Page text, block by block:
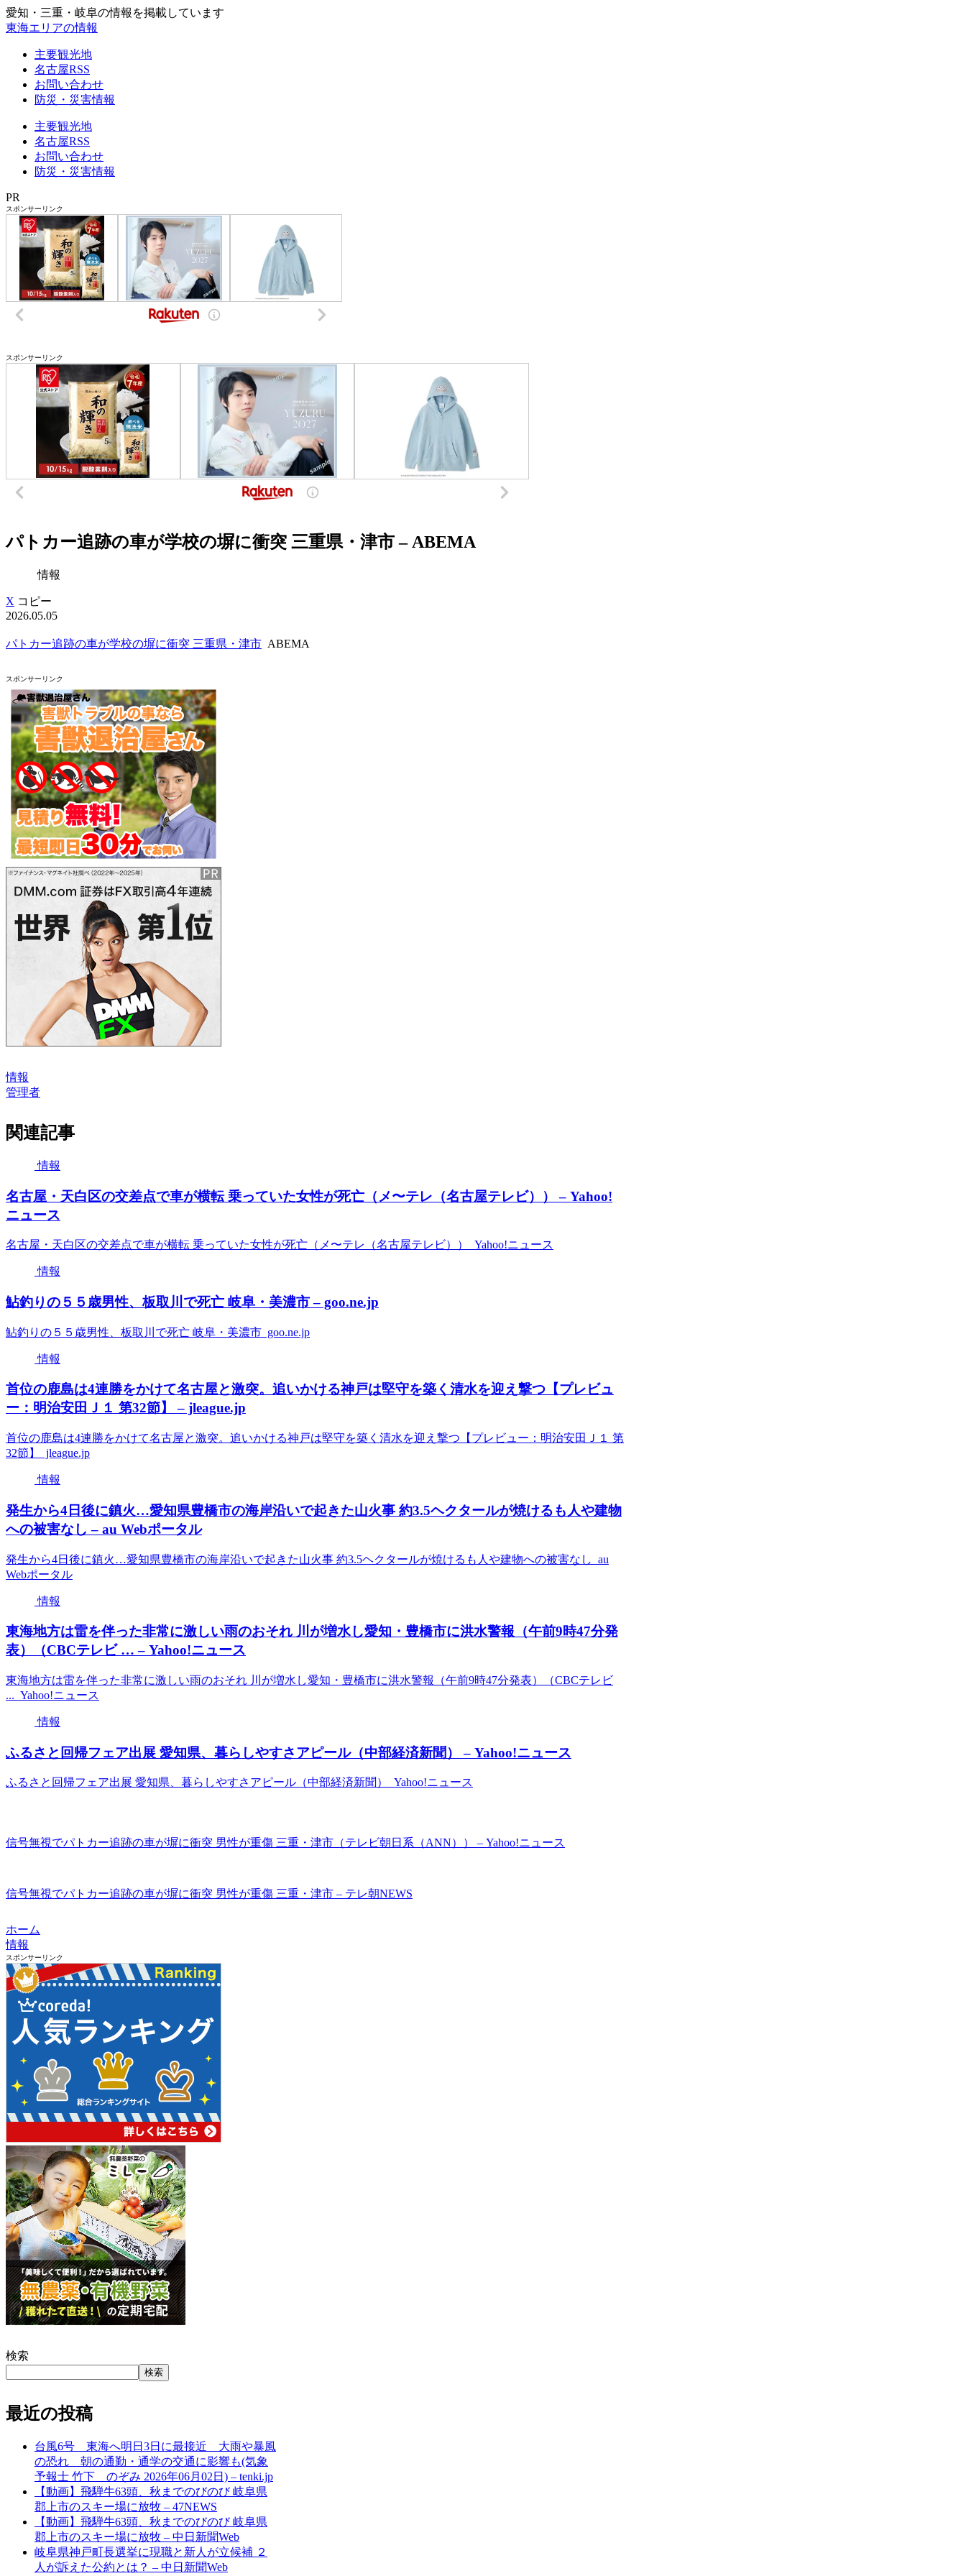
愛知・三重・岐阜の情報を掲載しています
東海エリアの情報
主要観光地
名古屋RSS
お問い合わせ
防災・災害情報
主要観光地
名古屋RSS
お問い合わせ
防災・災害情報
PR
スポンサーリンク
スポンサーリンク
パトカー追跡の車が学校の塀に衝突 三重県・津市 – ABEMA
情報
X コピー
2026.05.05
パトカー追跡の車が学校の塀に衝突 三重県・津市 ABEMA
スポンサーリンク
情報
管理者
関連記事
情報
名古屋・天白区の交差点で車が横転 乗っていた女性が死亡（メ〜テレ（名古屋テレビ）） – Yahoo!
ニュース
名古屋・天白区の交差点で車が横転 乗っていた女性が死亡（メ〜テレ（名古屋テレビ）） Yahoo!ニュース
情報
鮎釣りの５５歳男性、板取川で死亡 岐阜・美濃市 – goo.ne.jp
鮎釣りの５５歳男性、板取川で死亡 岐阜・美濃市 goo.ne.jp
情報
首位の鹿島は4連勝をかけて名古屋と激突。追いかける神戸は堅守を築く清水を迎え撃つ【プレビュ
ー：明治安田Ｊ１ 第32節】 – jleague.jp
首位の鹿島は4連勝をかけて名古屋と激突。追いかける神戸は堅守を築く清水を迎え撃つ【プレビュー：明治安田Ｊ１ 第
32節】 jleague.jp
情報
発生から4日後に鎮火…愛知県豊橋市の海岸沿いで起きた山火事 約3.5ヘクタールが焼けるも人や建物
への被害なし – au Webポータル
発生から4日後に鎮火…愛知県豊橋市の海岸沿いで起きた山火事 約3.5ヘクタールが焼けるも人や建物への被害なし au
Webポータル
情報
東海地方は雷を伴った非常に激しい雨のおそれ 川が増水し愛知・豊橋市に洪水警報（午前9時47分発
表）（CBCテレビ … – Yahoo!ニュース
東海地方は雷を伴った非常に激しい雨のおそれ 川が増水し愛知・豊橋市に洪水警報（午前9時47分発表）（CBCテレビ
... Yahoo!ニュース
情報
ふるさと回帰フェア出展 愛知県、暮らしやすさアピール（中部経済新聞） – Yahoo!ニュース
ふるさと回帰フェア出展 愛知県、暮らしやすさアピール（中部経済新聞） Yahoo!ニュース
信号無視でパトカー追跡の車が塀に衝突 男性が重傷 三重・津市（テレビ朝日系（ANN）） – Yahoo!ニュース
信号無視でパトカー追跡の車が塀に衝突 男性が重傷 三重・津市 – テレ朝NEWS
ホーム
情報
スポンサーリンク
検索
検索
最近の投稿
台風6号 東海へ明日3日に最接近 大雨や暴風
の恐れ 朝の通勤・通学の交通に影響も(気象
予報士 竹下 のぞみ 2026年06月02日) – tenki.jp
【動画】飛騨牛63頭、秋までのびのび 岐阜県
郡上市のスキー場に放牧 – 47NEWS
【動画】飛騨牛63頭、秋までのびのび 岐阜県
郡上市のスキー場に放牧 – 中日新聞Web
岐阜県神戸町長選挙に現職と新人が立候補 ２
人が訴えた公約とは？ – 中日新聞Web